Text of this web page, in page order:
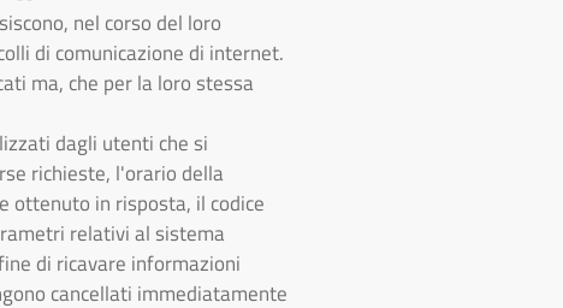
nel corso del loro
di comunicazione di internet.
ma, che per la loro stessa
dagli utenti che si
richieste, l'orario della
ottenuto in risposta, il codice
relativi al sistema
di ricavare informazioni
cancellati immediatamente